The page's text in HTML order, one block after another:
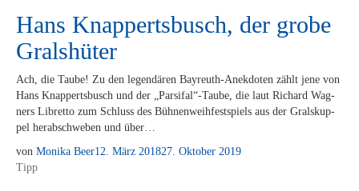
Hans Knappertsbusch, der grobe
Gralshüter
Ach, die Tau­be! Zu den le­gen­dä­ren Bay­­reuth-An­ek­­do­­ten zählt jene von
Hans Knap­perts­busch und der „Parsifal“-Taube, die laut Ri­chard Wag­
ners Li­bret­to zum Schluss des Büh­nen­weih­fest­spiels aus der Gral­skup­
pel her­ab­schwe­ben und über…
von Monika Beer12. März 201827. Oktober 2019
Tipp